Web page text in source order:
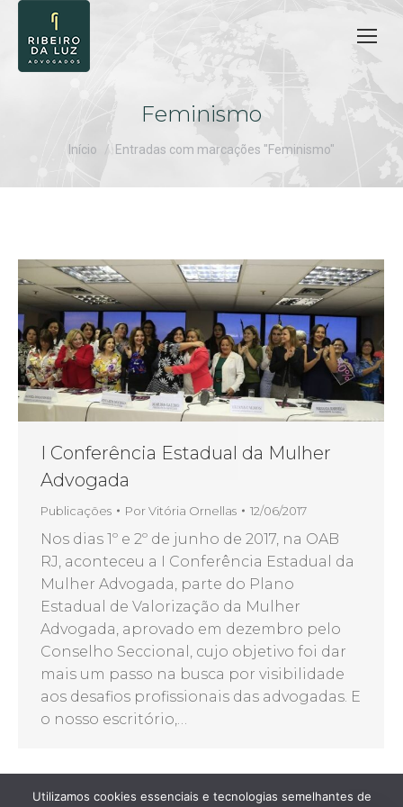
Feminismo
Você está aqui:
Início Entradas com marcações "Feminismo"
I Conferência Estadual da Mulher
Advogada
Publicações PorVitória Ornellas 12/06/2017
Nos dias 1º e 2º de junho de 2017, na OAB
RJ, aconteceu a I Conferência Estadual da
Mulher Advogada, parte do Plano
Estadual de Valorização da Mulher
Advogada, aprovado em dezembro pelo
Conselho Seccional, cujo objetivo foi dar
mais um passo na busca por visibilidade
aos desafios profissionais das advogadas. E
o nosso escritório,…
Utilizamos cookies essenciais e tecnologias semelhantes de